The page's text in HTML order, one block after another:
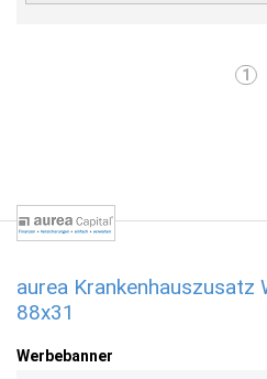
1
aurea Krankenhauszusatz
88x31
Werbebanner